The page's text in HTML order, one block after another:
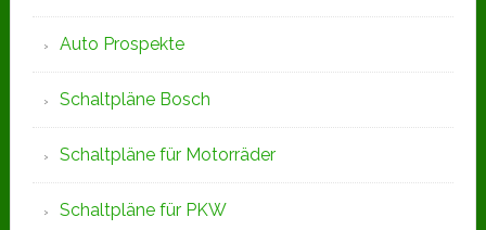
Auto Prospekte
Schaltpläne Bosch
Schaltpläne für Motorräder
Schaltpläne für PKW